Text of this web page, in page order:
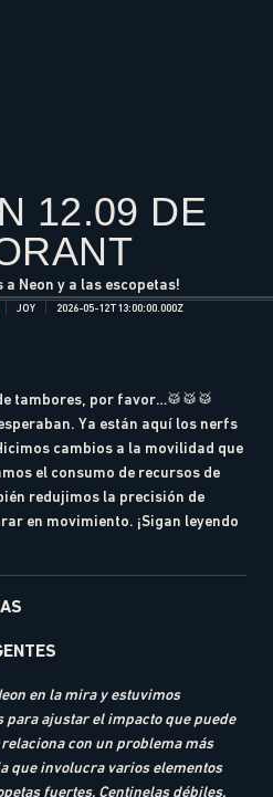
12.09 DE
Neon y a las escopetas!
JOY 2026-05-12T13:00:00.000Z
tambores, por favor…🥁🥁🥁
Ya están aquí los nerfs
cambios a la movilidad que
el consumo de recursos de
redujimos la precisión de
en movimiento. ¡Sigan leyendo
en la mira y estuvimos
ajustar el impacto que puede
con un problema más
que involucra varios elementos
fuertes, Centinelas débiles,